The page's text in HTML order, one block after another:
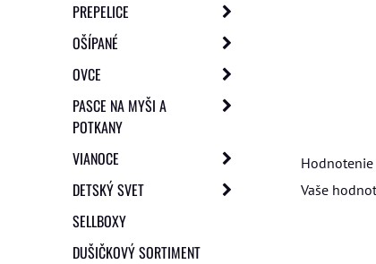
Vaše
PREPELICE
OŠÍPANÉ
OVCE
PASCE NA MYŠI A
POTKANY
VIANOCE
DETSKÝ SVET
SELLBOXY
DUŠIČKOVÝ SORTIMENT